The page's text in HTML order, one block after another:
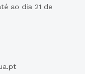
ao dia 21 de